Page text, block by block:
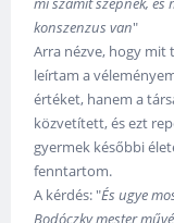
konszenzus van"
Arra nézve, hogy
leírtam a
értéket, hanem a
közvetített, és ezt
gyermek későbbi
fenntartom.
A kérdés: "És ugye
Bodóczky mester